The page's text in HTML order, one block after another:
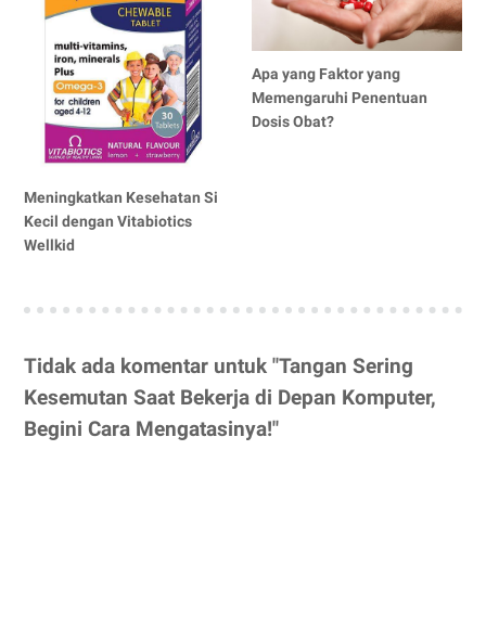
Meningkatkan Kesehatan Si
Kecil dengan Vitabiotics
Wellkid
Apa yang Faktor yang
Memengaruhi Penentuan
Dosis Obat?
Tidak ada komentar untuk "Tangan Sering
Kesemutan Saat Bekerja di Depan Komputer,
Begini Cara Mengatasinya!"